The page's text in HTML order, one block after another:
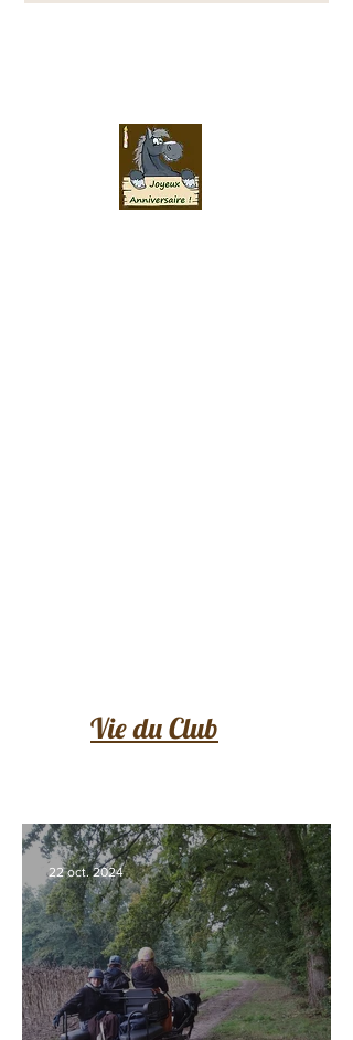
Vie du Club
22 oct. 2024